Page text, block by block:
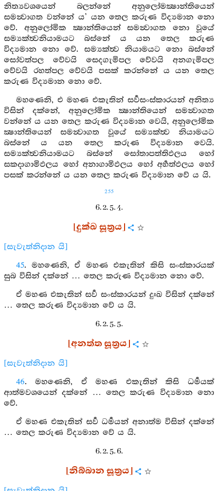
නිත්‍යවශයෙන් බලන්නේ අනුලෝමක්‍ෂාන්තියෙන්
සමන්‍වාගත වන්නේ ය’ යන තෙල කරුණ විද්‍යමාන නො
වේ. අනුලෝමික ක්‍ෂාන්තියෙන් සමන්‍වාගත නො වූයේ
සම්‍යක්ත්‍වනියාමයට බස්නේ ය යන තෙල කරුණ
විද්‍යමාන නො වේ. සම්‍යක්ත්‍ව නියාමයට නො බස්නේ
සෝවත්පල වේවයි සෙදගැමිපල වේවයි අනගැමිපල
වේවයි රහත්පල වේවයි පසක් කරන්නේ ය යන තෙල
කරුණ විද්‍යමාන නො වේ.
මහණෙනි, එ මහණ එකැතින් සර්‍වසංස්කාරයන් අනිත්‍ය
විසින් දක්නේ, අනුලෝමික ක්‍ෂාන්තියෙන් සමන්‍වාගත
වන්නේ ය යන තෙල කරුණ විද්‍යමාන වෙයි, අනුලෝමික
ක්‍ෂාන්තියෙන් සමන්‍වාගත වූයේ සම්‍යක්ත්‍ව නියාමයට
බස්නේ ය යන තෙල කරුණ විද්‍යමාන වෙයි.
සම්‍යක්ත්‍වනියාමයට බස්නේ සෝතාපත්තිඵලය හෝ
සකදාගාමිඵලය හෝ අනාගාමිඵලය හෝ අර්‍හත්ඵලය හෝ
පසක් කරන්නේ ය යන තෙල කරුණ විද්‍යමාන වේ ය යි.
255
6. 2. 5. 4.
[දුක්ඛ සූත්‍රය]
[සැවැත්නිදාන යි]
45. මහණෙනි, ඒ මහණ එකැතින් කිසි සංස්කාරයක්
සුබ විසින් දක්නේ … තෙල කරුණ විද්‍යමාන නො වේ.
ඒ මහණ එකැතින් සර්‍ව සංස්කාරයන් දුඃඛ විසින් දක්නේ
… තෙල කරුණ විද්‍යමාන වේ ය යි.
6. 2. 5. 5.
[අනත්ත සූත්‍රය]
[සැවැත්නිදාන යි]
46. මහණෙනි, ඒ මහණ එකැතින් කිසි ධර්‍මයක්
ආත්මවශයෙන් දක්නේ … තෙල කරුණ විද්‍යමාන නො
වේ.
ඒ මහණ එකැතින් සර්‍ව ධර්‍මයන් අනාත්ම විසින් දක්නේ
… තෙල කරුණ විද්‍යමාන වේ ය යි.
6. 2. 5. 6.
[නිබ්බාන සූත්‍රය]